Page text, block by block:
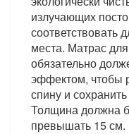
излучающих
соответствовать
места. Матрас
обязательно
эффектом, чтобы
спину и
Толщина должна
превышать 15 см.